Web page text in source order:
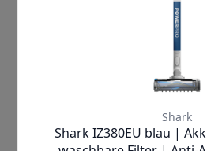
Das Herzstück dieses
True HEPA Multi-
das Allergene und
Luft entfernt. Dank der
unangenehme Gerüche
neutralisiert. Trotz